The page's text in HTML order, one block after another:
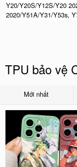
Y20/Y20S/Y12S/Y20
2020/Y51A/Y31/Y53s,
TPU bảo vệ
Mới nhất